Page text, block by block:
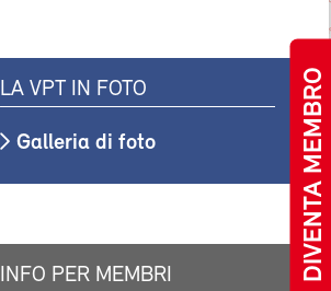
DIVENTA MEMBRO
LA VPT IN FOTO
Galleria di foto
INFO PER MEMBRI